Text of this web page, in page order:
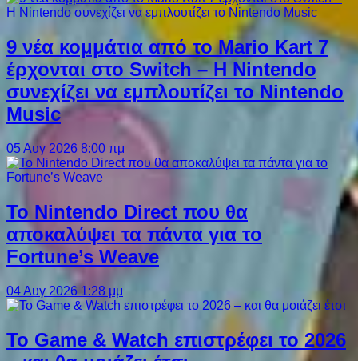
9 νέα κομμάτια από το Mario Kart 7
έρχονται στο Switch – Η Nintendo
συνεχίζει να εμπλουτίζει το Nintendo
Music
05 Αυγ 2026 8:00 πμ
Το Nintendo Direct που θα
αποκαλύψει τα πάντα για το
Fortune’s Weave
04 Αυγ 2026 1:28 μμ
Το Game & Watch επιστρέφει το 2026